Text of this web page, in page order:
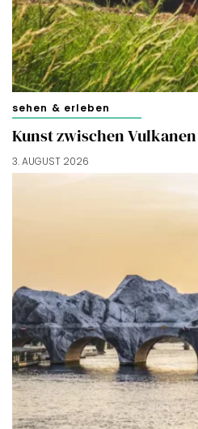
sehen & erleben
Kunst zwischen
3. AUGUST 2026